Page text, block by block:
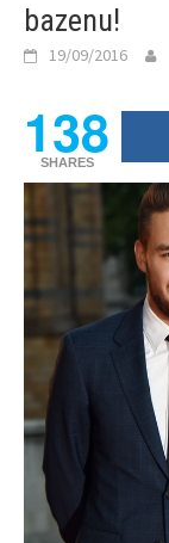
bazenu!
19/09/2016
138
SHARES